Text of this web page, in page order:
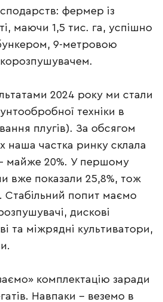
фермер із
маючи 1,5 тис. га, успішно
9-метровою
2024 року ми стали
техніки в
плугів). За обсягом
наша частка ринку склала
майже 20%. У першому
вже показали 25,8%, тож
Стабільний попит маємо
дискові
та міжрядні культиватори,
комплектацію заради
Навпаки – веземо в